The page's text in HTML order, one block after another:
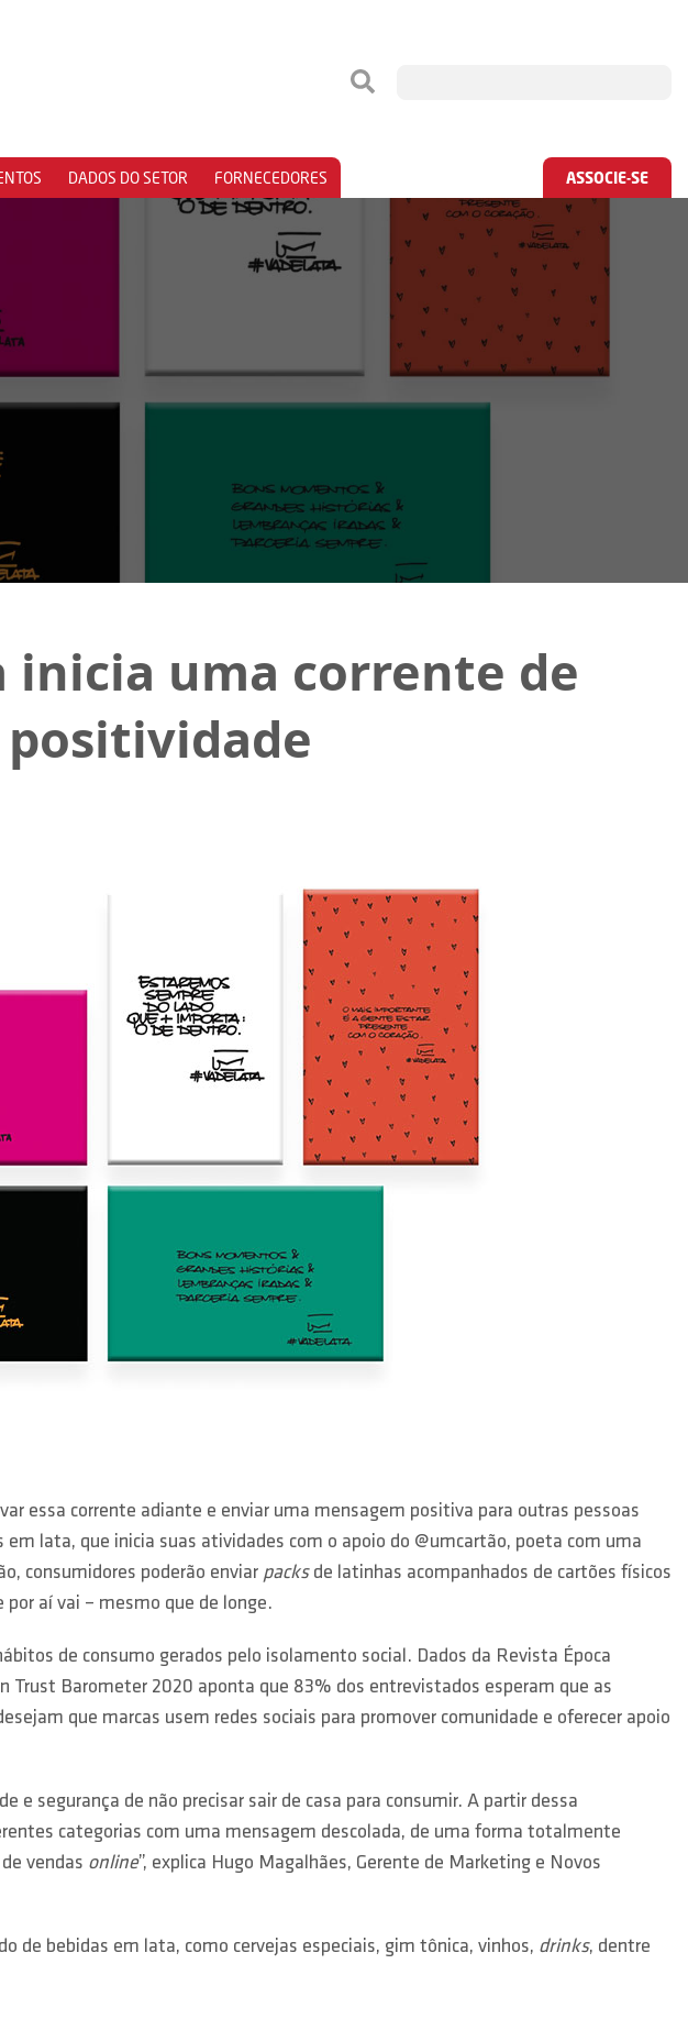
DADOS DO SETOR FORNECEDORES ASSOCIE-SE
inicia uma corrente de
essa corrente adiante e enviar uma mensagem positiva para outras pessoas
em lata, que inicia suas atividades com o apoio do @umcartão, poeta com uma
consumidores poderão enviar packsde latinhas acompanhados de cartões físicos
por aí vai – mesmo que de longe.
de consumo gerados pelo isolamento social. Dados da Revista Época
Trust Barometer 2020 aponta que 83% dos entrevistados esperam que as
que marcas usem redes sociais para promover comunidade e oferecer apoio
segurança de não precisar sair de casa para consumir. A partir dessa
categorias com uma mensagem descolada, de uma forma totalmente
vendas online”, explica Hugo Magalhães, Gerente de Marketing e Novos
de bebidas em lata, como cervejas especiais, gim tônica, vinhos, drinks, dentre